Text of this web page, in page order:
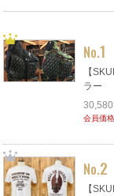
No.1
【
ラー
会員価
No.2
【